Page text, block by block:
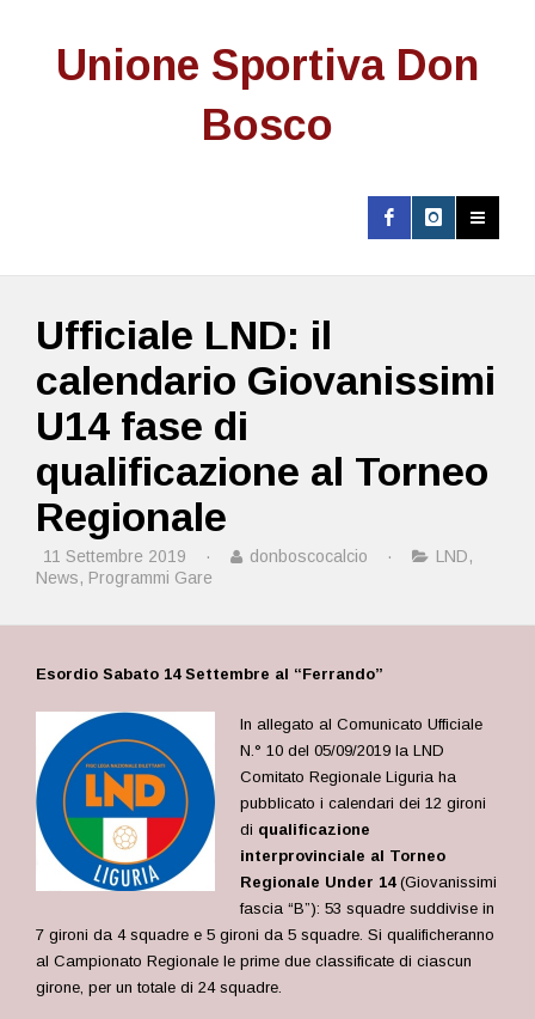
Unione Sportiva Don
Bosco
Ufficiale LND: il
calendario Giovanissimi
U14 fase di
qualificazione al Torneo
Regionale
11 Settembre 2019 · donboscocalcio · LND,
News, Programmi Gare
Esordio Sabato 14 Settembre al “Ferrando”
In allegato al Comunicato Ufficiale
N.° 10 del 05/09/2019 la LND
Comitato Regionale Liguria ha
pubblicato i calendari dei 12 gironi
di qualificazione
interprovinciale al Torneo
Regionale Under 14(Giovanissimi
fascia “B”): 53 squadre suddivise in
7 gironi da 4 squadre e 5 gironi da 5 squadre. Si qualificheranno
al Campionato Regionale le prime due classificate di ciascun
girone, per un totale di 24 squadre.